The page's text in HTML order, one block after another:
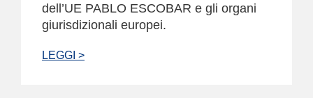
dell’UE PABLO ESCOBAR e gli organi
giurisdizionali europei.
LEGGI >